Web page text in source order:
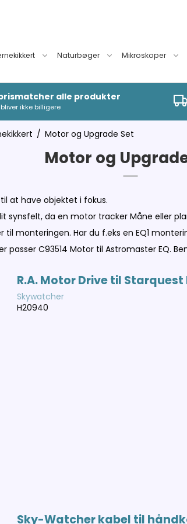
Naturbøger Mikroskoper
alle produkter
ikke billigere
/ Motor og Upgrade Set
Motor og
at have objektet i fokus.
synsfelt, da en motor tracker Måne eller
monteringen. Har du f.eks en EQ1
passer C93514 Motor til Astromaster EQ.
R.A. Motor Drive til Starquest
Skywatcher
H20940
Sky-Watcher kabel til